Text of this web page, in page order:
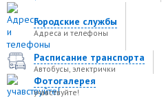
Городские службы
Адреса и телефоны
Расписание транспорта
Автобусы, электрички
Фотогалерея
учавствуйте!